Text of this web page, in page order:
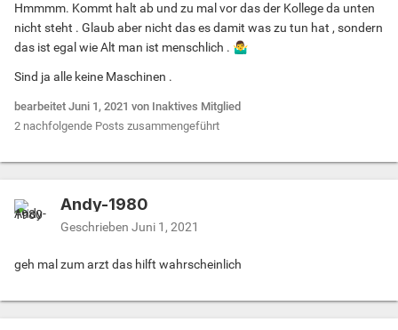
Hmmmm. Kommt halt ab und zu mal vor das der Kollege da unten
nicht steht . Glaub aber nicht das es damit was zu tun hat , sondern
das ist egal wie Alt man ist menschlich . 🤷‍♂️
Sind ja alle keine Maschinen .
bearbeitet Juni 1, 2021 von Inaktives Mitglied
2 nachfolgende Posts zusammengeführt
Andy-1980
Geschrieben Juni 1, 2021
geh mal zum arzt das hilft wahrscheinlich